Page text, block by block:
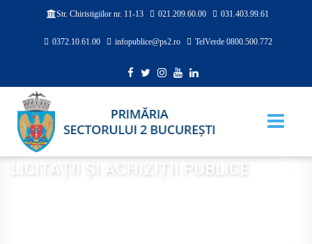
Str. Chiristigiilor nr. 11-13 021.209.60.00 031.403.99.61
0372.10.61.00 infopublice@ps2.ro TelVerde 0800.500.772
LICITAȚII ȘI ACHIZIȚII PUBLICE